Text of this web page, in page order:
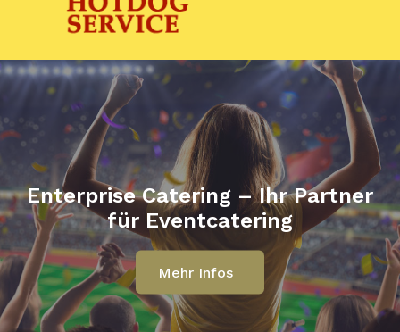
Enterprise Catering – Ihr Partner
für Eventcatering
Mehr Infos